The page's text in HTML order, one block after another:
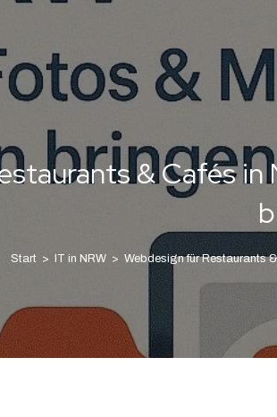
& Cafés
Start > IT in NRW > Webdesign für Restaurants